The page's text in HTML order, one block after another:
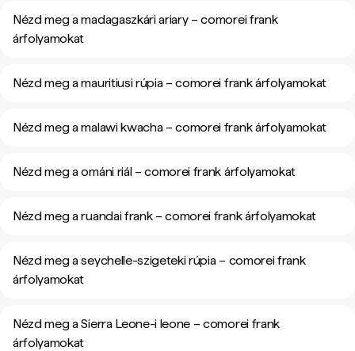
Nézd meg a madagaszkári ariary – comorei frank
árfolyamokat
Nézd meg a mauritiusi rúpia – comorei frank árfolyamokat
Nézd meg a malawi kwacha – comorei frank árfolyamokat
Nézd meg a ománi riál – comorei frank árfolyamokat
Nézd meg a ruandai frank – comorei frank árfolyamokat
Nézd meg a seychelle-szigeteki rúpia – comorei frank
árfolyamokat
Nézd meg a Sierra Leone-i leone – comorei frank
árfolyamokat